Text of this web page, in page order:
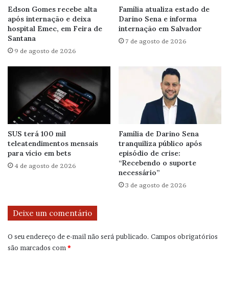
Edson Gomes recebe alta
após internação e deixa
hospital Emec, em Feira de
Santana
9 de agosto de 2026
Família atualiza estado de
Darino Sena e informa
internação em Salvador
7 de agosto de 2026
SUS terá 100 mil
teleatendimentos mensais
para vício em bets
4 de agosto de 2026
Família de Darino Sena
tranquiliza público após
episódio de crise:
“Recebendo o suporte
necessário”
3 de agosto de 2026
Deixe um comentário
O seu endereço de e-mail não será publicado. Campos obrigatórios
são marcados com*